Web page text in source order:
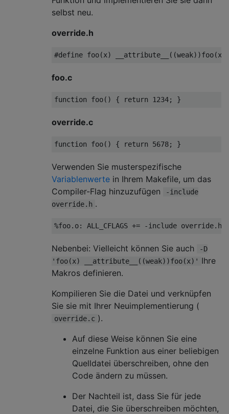
selbst neu.
override.h
#define foo(x) __attribute__((weak))foo(x)
foo.c
function foo() { return 1234
override.c
function foo() { return 5678
Verwenden Sie musterspezifische
Variablenwerte in Ihrem Makefile, um das
Compiler-Flag hinzuzufügen
-include
override.h .
%foo.o: ALL_CFLAGS += -include override
Nebenbei: Vielleicht können Sie auch
-D
'foo(x) __attribute__((weak))foo(x)' Ihre
Makros definieren.
Kompilieren Sie die Datei und verknüpfen
Sie sie mit Ihrer Neuimplementierung (
override.c ).
Auf diese Weise können Sie eine
einzelne Funktion aus einer beliebigen
Quelldatei überschreiben, ohne den
Code ändern zu müssen.
Der Nachteil ist, dass Sie für jede
Datei, die Sie überschreiben möchten,